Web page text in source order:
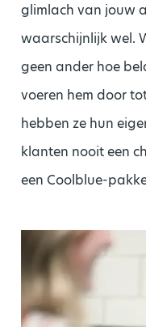
glimlach van jouw
waarschijnlijk wel.
geen ander hoe
voeren hem door
hebben ze hun
klanten nooit een
een Coolblue-